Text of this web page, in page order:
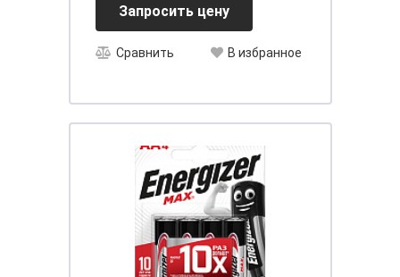
Запросить цену
Сравнить В избранное